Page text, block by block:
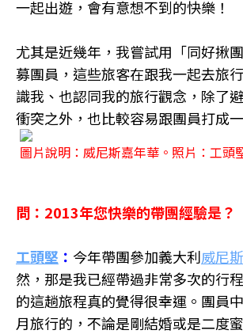
一起出遊，會有意想不到的快樂！
尤其是近幾年，我嘗試用「同好揪
募團員，這些旅客在跟我一起去旅
識我、也認同我的旅行觀念，除了
衝突之外，也比較容易跟團員打成
圖片說明：威尼斯嘉年華。照片：工頭
問：2013年您快樂的帶團經驗是？
工頭堅 ： 今年帶團參加義大利威尼
然，那是我已經帶過非常多次的行
的這趟旅程真的覺得很幸運。團員
月旅行的，不論是剛結婚或是二度